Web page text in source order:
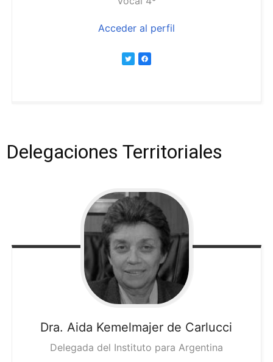
Acceder al perfil
Delegaciones Territoriales
Dra. Aida Kemelmajer de Carlucci
Delegada del Instituto para Argentina